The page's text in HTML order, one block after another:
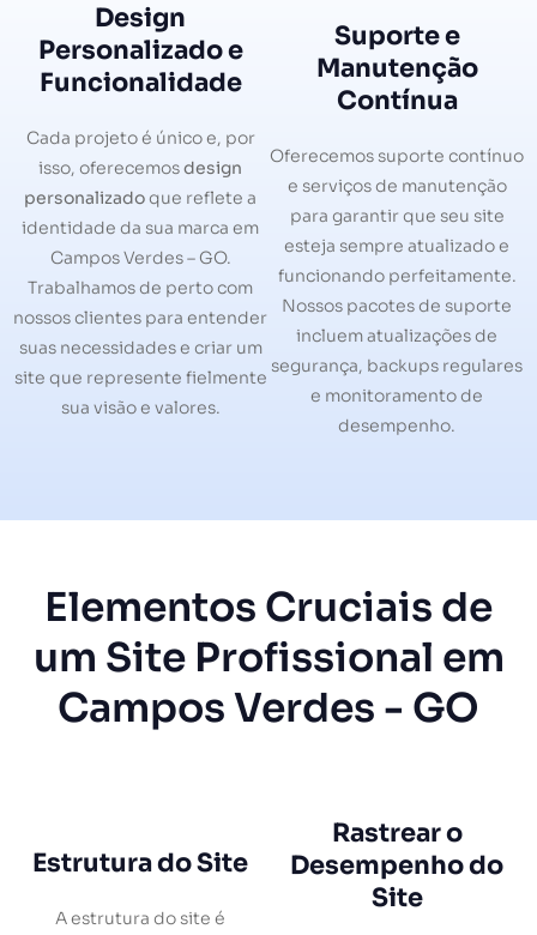
Design
Personalizado e
Funcionalidade
Cada projeto é único e, por
isso, oferecemosdesign
personalizadoque reflete a
identidade da sua marca em
Campos Verdes – GO.
Trabalhamos de perto com
nossos clientes para entender
suas necessidades e criar um
site que represente fielmente
sua visão e valores.
Suporte e
Manutenção
Contínua
Oferecemos suporte contínuo
e serviços de manutenção
para garantir que seu site
esteja sempre atualizado e
funcionando perfeitamente.
Nossos pacotes de suporte
incluem atualizações de
segurança, backups regulares
e monitoramento de
desempenho.
Elementos Cruciais de
um Site Profissional em
Campos Verdes - GO
Estrutura do Site
A estrutura do site é
Rastrear o
Desempenho do
Site